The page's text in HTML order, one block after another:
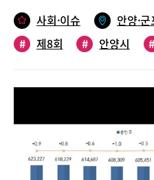
한 행정구역은 호계1동(1만3221
비산3동(-1만2476명)이다.2022
만5107명(17.3%)으로 가장 많고
년 7만813명(12.3%)에서 2022
가했으며, 성별로는 남자 2만
1인 가구가 더 많은 것으로 나타
20.3%로 가장 많고, 60대
균 사교육비는 100.7만원, 학생 1
나타났다. 안양시는 지난해 말 이
안양시 사회조사결과>를 발표했
9월 28일까지 15일간이다. 조사
6개 분야 57개 항목을 조사했다.
조사대상, 연령, 조사대상 기간(
에 대한 언급이 없는 경우 만 15
1년>은 2021년 9월 14일부터
사회·이슈 안양·군
#
제8회 # 안양시 #